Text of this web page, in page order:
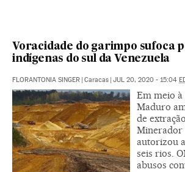
Voracidade do garimpo sufoca
indígenas do sul da Venezuela
FLORANTONIA SINGER Caracas JUL 20, 2020 - 15:04
Em meio
Maduro
de
Minerador
autorizou
seis rios.
abusos